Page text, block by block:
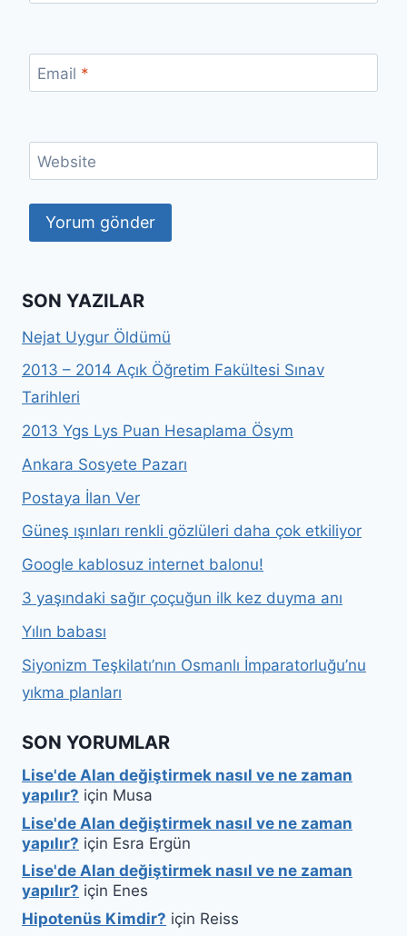
Email *
Website
SON YAZILAR
Nejat Uygur Öldümü
2013 – 2014 Açık Öğretim Fakültesi Sınav
Tarihleri
2013 Ygs Lys Puan Hesaplama Ösym
Ankara Sosyete Pazarı
Postaya İlan Ver
Güneş ışınları renkli gözlüleri daha çok etkiliyor
Google kablosuz internet balonu!
3 yaşındaki sağır çoçuğun ilk kez duyma anı
Yılın babası
Siyonizm Teşkilatı’nın Osmanlı İmparatorluğu’nu
yıkma planları
SON YORUMLAR
Lise'de Alan değiştirmek nasıl ve ne zaman
yapılır? için Musa
Lise'de Alan değiştirmek nasıl ve ne zaman
yapılır? için Esra Ergün
Lise'de Alan değiştirmek nasıl ve ne zaman
yapılır? için Enes
Hipotenüs Kimdir? için Reiss